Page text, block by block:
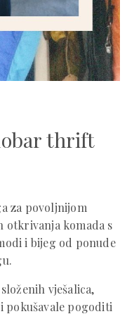
thrift
za povoljnijom
otkrivanja komada s
i bijeg od ponude
vješalica,
pokušavale pogoditi